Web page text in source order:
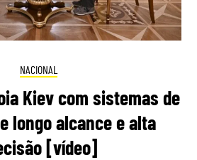
NACIONAL
Kiev com sistemas de
longo alcance e alta
[vídeo]